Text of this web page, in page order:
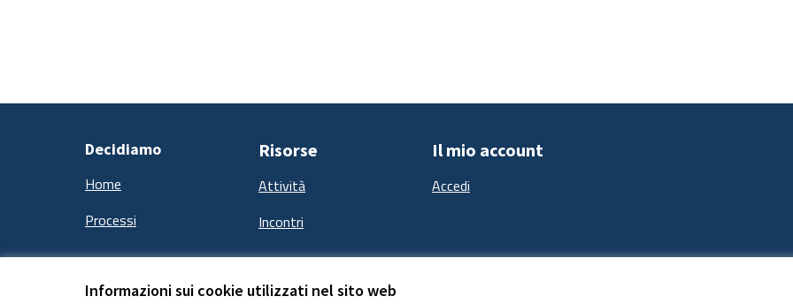
Informazioni sui cookie utilizzati nel sito web
Decidiamo
Home
Processi
Risorse
Attività
Incontri
Il mio account
Accedi